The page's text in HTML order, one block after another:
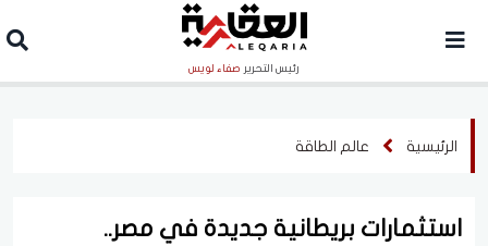
رئيس التحرير صفاء لويس
الرئيسية عالم الطاقة
استثمارات بريطانية جديدة في مصر..